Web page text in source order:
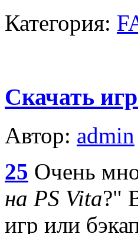
Категория:
Скачать
Автор: admin
25 Очень
на PS Vita?"
игр или